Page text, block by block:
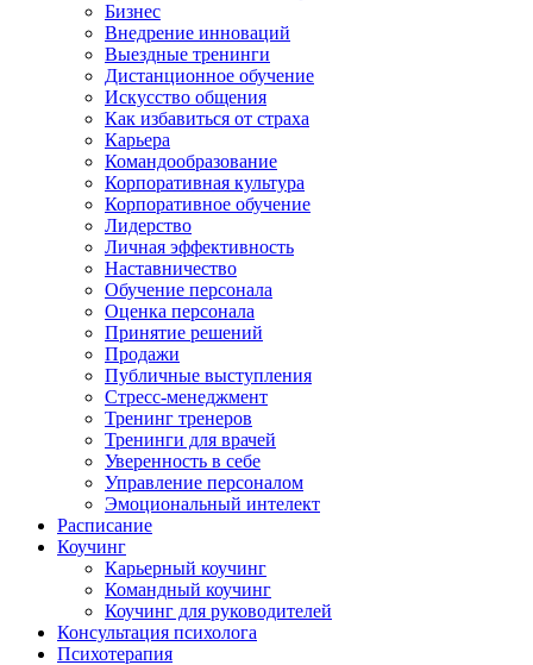
Бизнес
Внедрение инноваций
Выездные тренинги
Дистанционное обучение
Искусство общения
Как избавиться от страха
Карьера
Командообразование
Корпоративная культура
Корпоративное обучение
Лидерство
Личная эффективность
Наставничество
Обучение персонала
Оценка персонала
Принятие решений
Продажи
Публичные выступления
Стресс-менеджмент
Тренинг тренеров
Тренинги для врачей
Уверенность в себе
Управление персоналом
Эмоциональный интелект
Расписание
Коучинг
Карьерный коучинг
Командный коучинг
Коучинг для руководителей
Консультация психолога
Психотерапия